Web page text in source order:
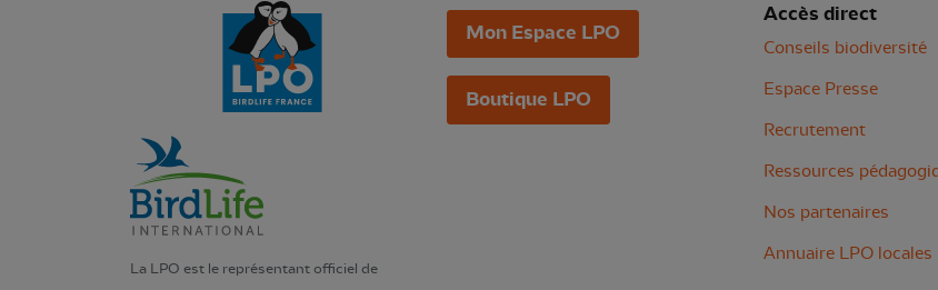
La LPO est le représentant officiel de
Mon Espace LPO
Boutique LPO
Accès direct
Conseils biodiversité
Espace Presse
Recrutement
Ressources
Nos partenaires
Annuaire LPO locales